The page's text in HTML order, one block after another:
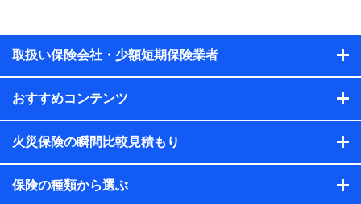
れらに付帯、関連する当社、株式会社NTTドコモおよび提携
会社のサービスを案内、提供するため
析して、お客さまの趣味・嗜好・傾向に応じたサービス・商
各種セミナーの開催のため
コンサルティングサービスの実施のため
アンケートやキャンペーン等の実施のため
上記に係る案内・手続き・管理等付帯業務を行うため
取扱い保険会社・少額短期保険業者
おすすめコンテンツ
火災保険の瞬間比較見積もり
保険の種類から選ぶ